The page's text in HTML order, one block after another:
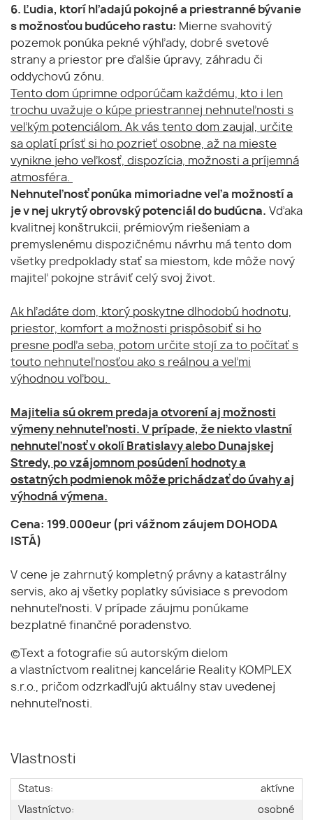
6. Ľudia, ktorí hľadajú pokojné a priestranné bývanie
s možnosťou budúceho rastu: Mierne svahovitý
pozemok ponúka pekné výhľady, dobré svetové
strany a priestor pre ďalšie úpravy, záhradu či
oddychovú zónu.
Tento dom úprimne odporúčam každému, kto i len
trochu uvažuje o kúpe priestrannej nehnuteľnosti s
veľkým potenciálom. Ak vás tento dom zaujal, určite
sa oplatí prísť si ho pozrieť osobne, až na mieste
vynikne jeho veľkosť, dispozícia, možnosti a príjemná
atmosféra.
Nehnuteľnosť ponúka mimoriadne veľa možností a
je v nej ukrytý obrovský potenciál do budúcna. Vďaka
kvalitnej konštrukcii, prémiovým riešeniam a
premyslenému dispozičnému návrhu má tento dom
všetky predpoklady stať sa miestom, kde môže nový
majiteľ pokojne stráviť celý svoj život.
Ak hľadáte dom, ktorý poskytne dlhodobú hodnotu,
priestor, komfort a možnosti prispôsobiť si ho
presne podľa seba, potom určite stojí za to počítať s
touto nehnuteľnosťou ako s reálnou a veľmi
výhodnou voľbou.
Majitelia sú okrem predaja otvorení aj možnosti
výmeny nehnuteľnosti. V prípade, že niekto vlastní
nehnuteľnosť v okolí Bratislavy alebo Dunajskej
Stredy, po vzájomnom posúdení hodnoty a
ostatných podmienok môže prichádzať do úvahy aj
výhodná výmena.
Cena: 199.000eur (pri vážnom záujem DOHODA
ISTÁ)
V cene je zahrnutý kompletný právny a katastrálny
servis, ako aj všetky poplatky súvisiace s prevodom
nehnuteľnosti. V prípade záujmu ponúkame
bezplatné finančné poradenstvo.
©Text a fotografie sú autorským dielom
a vlastníctvom realitnej kancelárie Reality KOMPLEX
s.r.o., pričom odzrkadľujú aktuálny stav uvedenej
nehnuteľnosti.
Vlastnosti
Status:
aktívne
Vlastníctvo:
osobné